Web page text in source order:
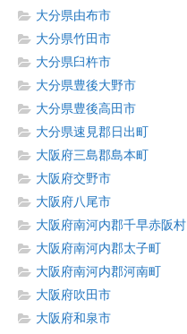
大分県由布市
大分県竹田市
大分県臼杵市
大分県豊後大野市
大分県豊後高田市
大分県速見郡日出町
大阪府三島郡島本町
大阪府交野市
大阪府八尾市
大阪府南河内郡千早赤阪村
大阪府南河内郡太子町
大阪府南河内郡河南町
大阪府吹田市
大阪府和泉市